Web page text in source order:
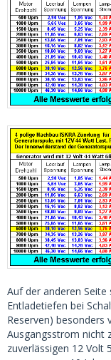
Auf der anderen
Entladetiefen bei
Reserven) besonders
Ausgangsstrom nicht
zuverlässigen 12 Volt